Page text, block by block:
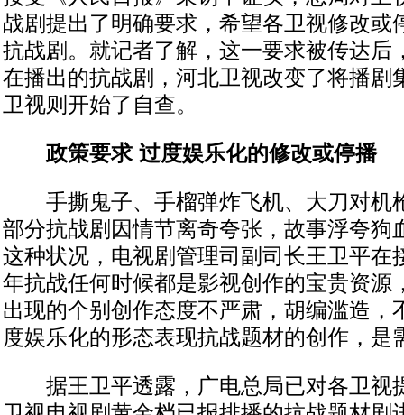
战剧提出了明确要求，希望各卫视修改或
抗战剧。就记者了解，这一要求被传达后
在播出的抗战剧，河北卫视改变了将播剧
卫视则开始了自查。
政策要求 过度娱乐化的修改或停播
手撕鬼子、手榴弹炸飞机、大刀对机
部分抗战剧因情节离奇夸张，故事浮夸狗
这种状况，电视剧管理司副司长王卫平在
年抗战任何时候都是影视创作的宝贵资源
出现的个别创作态度不严肃，胡编滥造，
度娱乐化的形态表现抗战题材的创作，是
据王卫平透露，广电总局已对各卫视